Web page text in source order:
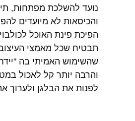
נועד להשלכת מפתחות,
והכיסאות לא מיועדים
הפיכת פינת האוכל
תבטיח שכל מאמצי העיצוב
שהשימוש האמיתי בה
והרבה יותר קל לאכול
לפנות את הבלגן ולערוך